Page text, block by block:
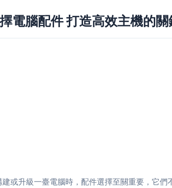
電腦配件 打造高效主機的
建或升級一臺電腦時，配件選擇至關重要，它